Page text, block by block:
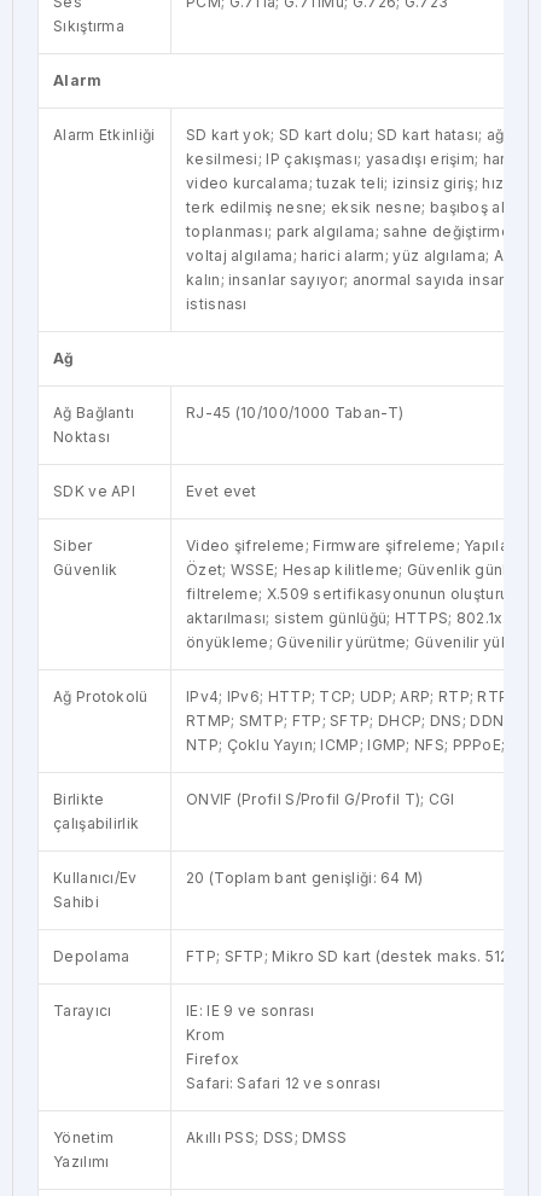
Sıkıştırma
Alarm
Alarm Etkinliği
SD kart yok; SD kart dolu; SD kart hatası; ağ
kesilmesi; IP çakışması; yasadışı erişim;
video kurcalama; tuzak teli; izinsiz giriş; hızlı
terk edilmiş nesne; eksik nesne; başıboş
toplanması; park algılama; sahne değiştirme;
voltaj algılama; harici alarm; yüz algılama; Alan
kalın; insanlar sayıyor; anormal sayıda insan
istisnası
Ağ
Ağ Bağlantı
Noktası
RJ-45 (10/100/1000 Taban-T)
SDK ve API Evet evet
Siber
Güvenlik
Video şifreleme; Firmware şifreleme;
Özet; WSSE; Hesap kilitleme; Güvenlik
filtreleme; X.509 sertifikasyonunun
aktarılması; sistem günlüğü; HTTPS; 802.1x;
önyükleme; Güvenilir yürütme; Güvenilir
Ağ Protokolü
IPv4; IPv6; HTTP; TCP; UDP; ARP; RTP; RTP;
RTMP; SMTP; FTP; SFTP; DHCP; DNS; DDNS;
NTP; Çoklu Yayın; ICMP; IGMP; NFS; PPPoE;
Birlikte
çalışabilirlik
ONVIF (Profil S/Profil G/Profil T); CGI
Kullanıcı/Ev
Sahibi
20 (Toplam bant genişliği: 64 M)
Depolama FTP; SFTP; Mikro SD kart (destek maks. 512
Tarayıcı
IE: IE 9 ve sonrası
Krom
Firefox
Safari: Safari 12 ve sonrası
Yönetim
Yazılımı
Akıllı PSS; DSS; DMSS